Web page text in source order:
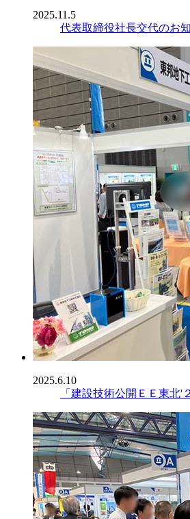
2025.11.5
代表取締役社長交代のお
2025.6.10
「建設技術公開ＥＥ東北'